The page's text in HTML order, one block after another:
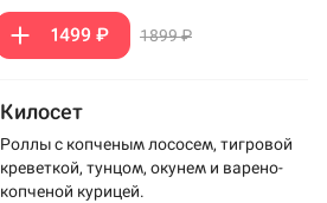
1499 ₽ 1899 ₽
Килосет
Роллы с копченым лососем, тигровой
креветкой, тунцом, окунем и варено-
копченой курицей.